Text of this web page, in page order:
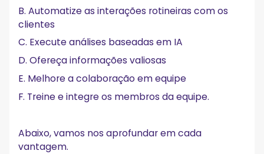
B. Automatize as interações rotineiras com os
clientes
C. Execute análises baseadas em IA
D. Ofereça informações valiosas
E. Melhore a colaboração em equipe
F. Treine e integre os membros da equipe.
Abaixo, vamos nos aprofundar em cada
vantagem.